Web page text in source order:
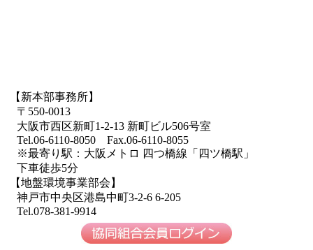
【新本部事務所】
〒550-0013
大阪市西区新町1-2-13 新町ビル506号室
Tel.06-6110-8050 Fax.06-6110-8055
※最寄り駅：大阪メトロ 四つ橋線「四ツ橋駅」
下車徒歩5分
【地盤環境事業部会】
神戸市中央区港島中町3-2-6 6-205
Tel.078-381-9914